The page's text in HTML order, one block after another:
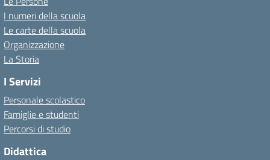
I numeri della scuola
Le carte della scuola
Organizzazione
La Storia
I Servizi
Personale scolastico
Famiglie e studenti
Percorsi di studio
Didattica